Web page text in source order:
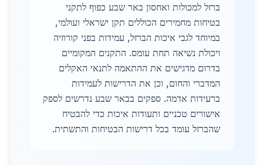
ברזל למכולות ואחסון באר שבע כפוף לתקני
בטיחות מחמירים הכוללים תקן ישראלי ועולמי,
במיוחד לגבי איכות הברזל, עמידות בפני קורוזיה
ויכולת נשיאה תחת עומס. התקנים המקומיים
בדרום מדגישים את ההתאמה לתנאי האקלים
המדברי והחום, וכן את הדרישות לעמידות
ברעידות אדמה. ספקים בבאר שבע נדרשים לספק
אישורים טכניים ותעודות איכות כדי להבטיח
שהברזל עומד בכל דרישות הבטיחות והתשתית.